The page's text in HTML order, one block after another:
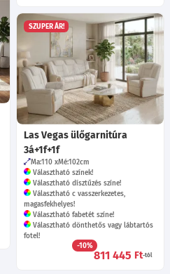
SZUPER ÁR!
Las Vegas ülőgarnitúra
3á+1f+1f
Ma:110 Mé:102cm
Választható színek!
Választható dísztűzés színe!
Választható c vasszerkezetes,
magasfekhelyes!
Választható fabetét színe!
Választható dönthetős vagy lábtartós
fotel!
-10%
811 445 Ft-tól